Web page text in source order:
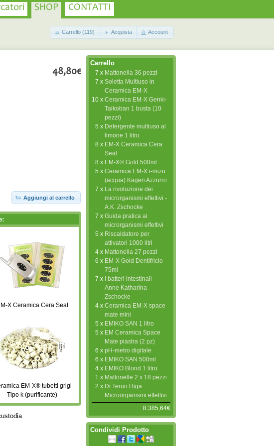
SHOP CONTATTI
Carrello (119) Acquista Account
48,80€
Aggiungi al carrello
X Ceramica Cera Seal
EM-X® tubetti grigi
Tipo k (purificante)
Carrello
7 x Mattonella 36 pezzi
7 x Soletta Multiuso in
Ceramica EM-X
10 x Ceramica EM-X Genki-
Taikoban 1 busta (10
pezzi)
5 x Detergente multiuso al
limone 1 litro
8 x EM-X Ceramica Cera
Seal
8 x EM-X® Gold 500ml
5 x Ceramica EM-X i-mizu
(acqua) Kagen Azzurro
7 x La rivoluzione dei
microrganismi effettivi -
A.K. Zschocke
7 x Guida pratica ai
microrganismi effettivi
5 x Riscaldatore per
attivatori 1000 litri
4 x Mattonella 27 pezzi
6 x EM-X Gold Dentifricio
75ml
7 x
I batteri intestinali -
Anne Katharina
Zschocke
4 x Ceramica EM-X space
mate mini
5 x EMIKO SAN 1 litro
5 x EM Ceramica Space
Mate piastra (2 pz)
6 x pH-metro digitale
6 x EMIKO SAN 500ml
4 x EMIKO Blond 1 litro
1 x Mattonelle 2 x 18 pezzi
2 x Dr.Teruo Higa:
Microorganismi effettivi
8.385,64€
Condividi Prodotto